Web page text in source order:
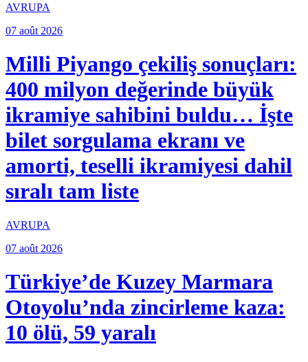
AVRUPA
07 août 2026
Milli Piyango çekiliş sonuçları:
400 milyon değerinde büyük
ikramiye sahibini buldu… İşte
bilet sorgulama ekranı ve
amorti, teselli ikramiyesi dahil
sıralı tam liste
AVRUPA
07 août 2026
Türkiye’de Kuzey Marmara
Otoyolu’nda zincirleme kaza:
10 ölü, 59 yaralı